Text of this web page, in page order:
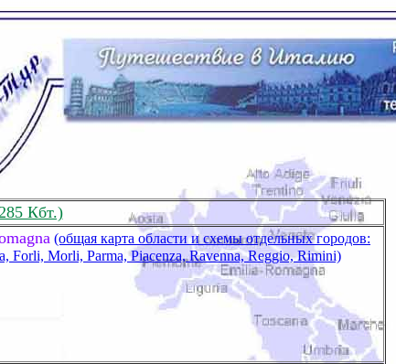
Кбт.)
(общая карта области и схемы отдельных городов:
Forli, Morli, Parma, Piacenza, Ravenna, Reggio, Rimini)